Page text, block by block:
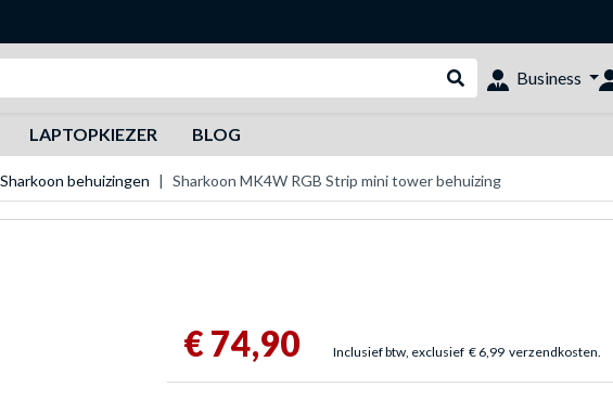
Webshop doorzoeken
Business
LAPTOPKIEZER BLOG
Sharkoon behuizingen Sharkoon MK4W RGB Strip mini tower behuizing
€ 74,90 Inclusief btw, exclusief € 6,99 verzendkosten.